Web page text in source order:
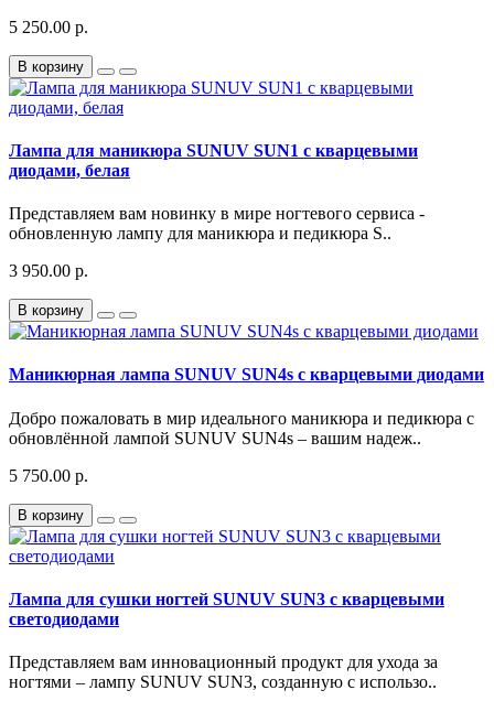
5 250.00 р.
В корзину
Лампа для маникюра SUNUV SUN1 с кварцевыми
диодами, белая
Представляем вам новинку в мире ногтевого сервиса -
обновленную лампу для маникюра и педикюра S..
3 950.00 р.
В корзину
Маникюрная лампа SUNUV SUN4s с кварцевыми диодами
Добро пожаловать в мир идеального маникюра и педикюра с
обновлённой лампой SUNUV SUN4s – вашим надеж..
5 750.00 р.
В корзину
Лампа для сушки ногтей SUNUV SUN3 с кварцевыми
светодиодами
Представляем вам инновационный продукт для ухода за
ногтями – лампу SUNUV SUN3, созданную с использо..